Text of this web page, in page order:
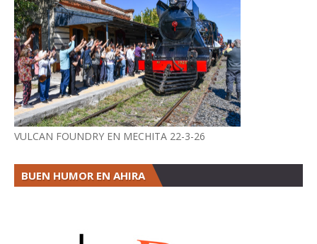
VULCAN FOUNDRY EN MECHITA 22-3-26
BUEN HUMOR EN AHIRA